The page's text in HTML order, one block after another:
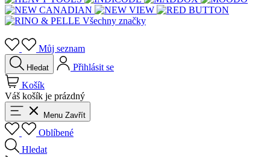
Všechny značky
Můj seznam
Hledat
Přihlásit se
Košík
Váš košík je prázdný
Menu Zavřít
Oblíbené
Hledat